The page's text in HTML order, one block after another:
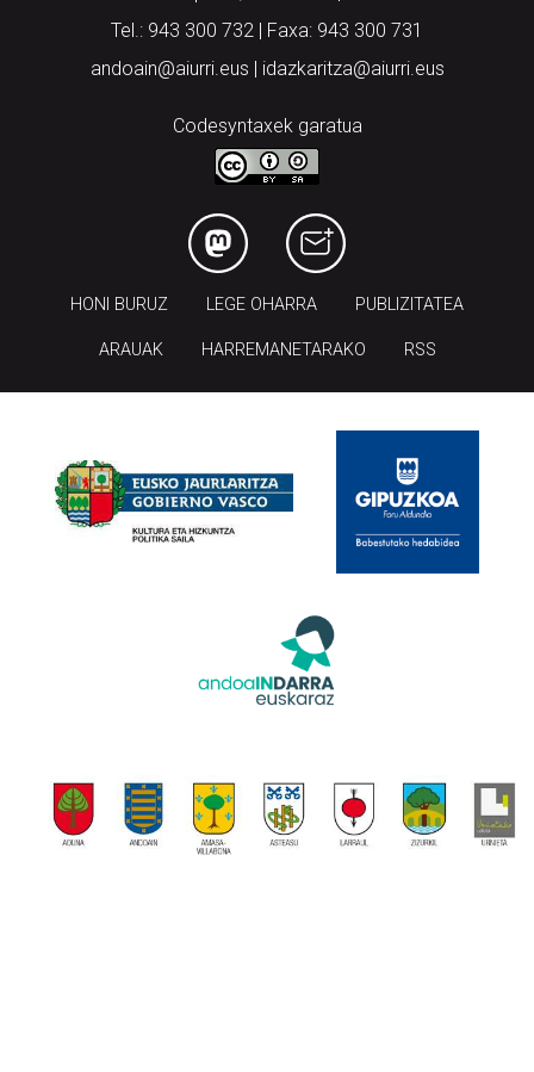
Tel.: 943 300 732 | Faxa: 943 300 731
andoain@aiurri.eus | idazkaritza@aiurri.eus
Codesyntaxek garatua
HONI BURUZ LEGE OHARRA PUBLIZITATEA
ARAUAK HARREMANETARAKO RSS